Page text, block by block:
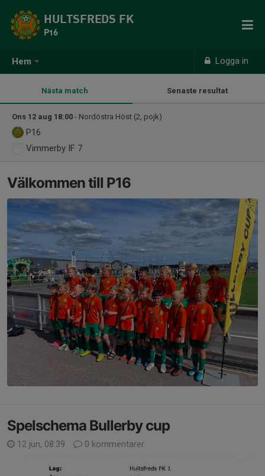
Hem Logga in
HULTSFREDS FK
P16
Nästa match Senaste resultat
Ons 12 aug 18:00 - Nordöstra Höst (2, pojk)
P16
Vimmerby IF 7
Välkommen till P16
Spelschema Bullerby cup
12 jun, 08:39 0 kommentarer